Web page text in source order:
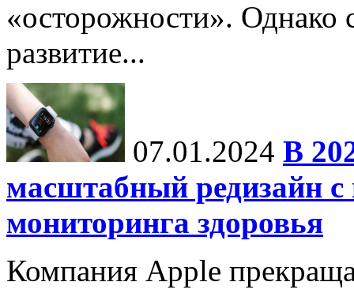
«осторожности». Однако
развитие...
07.01.2024 В
масштабный редизайн
мониторинга здоровья
Компания Apple